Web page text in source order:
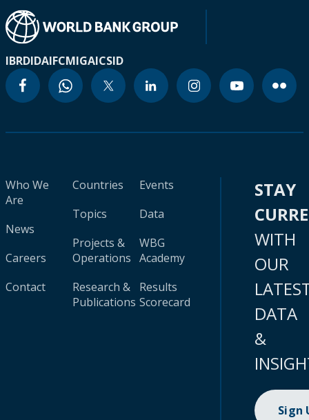
IBRDIDAIFCMIGAICSID
Who We
Are
News
Careers
Contact
Countries
Topics
Projects &
Operations
Research &
Publications
Events
Data
WBG
Academy
Results
Scorecard
STAY
WITH
OUR
DATA
&
Sign